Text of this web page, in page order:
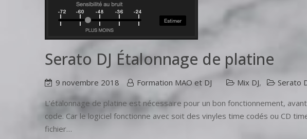
Serato DJ Étalonnage de platine
9 novembre 2018 Formation MAO et DJ Mix DJ, Serato
L’étalonnage de platine est nécessaire pour un bon fonctionnement,
code. Car le logiciel fonctionne avec soit des vinyles time codés ou CD
fichier…